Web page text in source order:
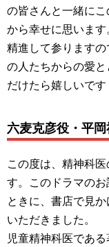
の皆さんと一緒に
から幸せに思いま
精進して参ります
の人たちからの愛
だけたら嬉しいです
六麦克彦役・平
この度は、精神科
す。このドラマの
ときに、書店で見
いただきました。
児童精神科医であ